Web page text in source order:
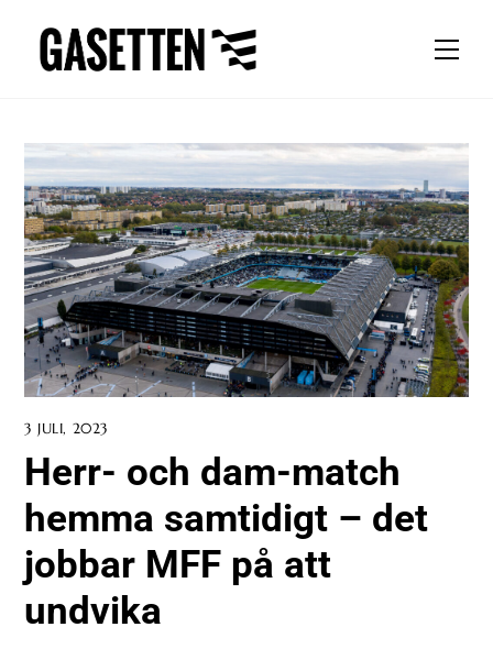
content
3 JULI, 2023
Herr- och dam-match
hemma samtidigt – det
jobbar MFF på att
undvika